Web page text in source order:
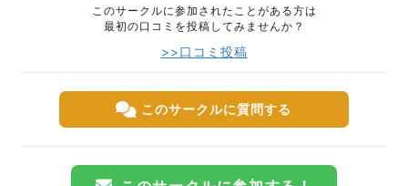
このサークルに参加されたことがある方は
最初の口コミを投稿してみませんか？
>>口コミ投稿
このサークルに質問する